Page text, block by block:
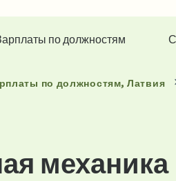
по должностям
по должностям, Латвия
механика